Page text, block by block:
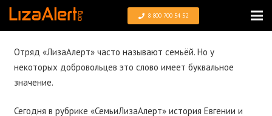
8 800 700 54 52
Отряд «ЛизаАлерт» часто называют семьёй. Но у
некоторых добровольцев это слово имеет буквальное
значение.
Сегодня в рубрике «СемьиЛизаАлерт» история Евгении и